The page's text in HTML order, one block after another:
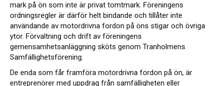
mark på ön som inte är privat tomtmark. Föreningens
ordningsregler är därför helt bindande och tillåter inte
användande av motordrivna fordon på öns stigar och övriga
ytor. Förvaltning och drift av föreningens
gemensamhetsanläggning sköts genom Tranholmens
Samfällighetsförening.
De enda som får framföra motordrivna fordon på ön, är
entreprenörer med uppdrag från samfälligheten eller